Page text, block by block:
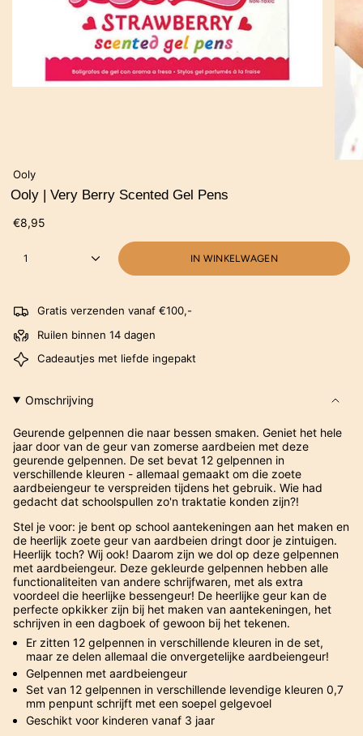
Ooly
Ooly | Very Berry Scented Gel Pens
€8,95
1 IN WINKELWAGEN
Gratis verzenden vanaf €100,-
Ruilen binnen 14 dagen
Cadeautjes met liefde ingepakt
Omschrijving
Geurende gelpennen die naar bessen smaken. Geniet het hele
jaar door van de geur van zomerse aardbeien met deze
geurende gelpennen. De set bevat 12 gelpennen in
verschillende kleuren - allemaal gemaakt om die zoete
aardbeiengeur te verspreiden tijdens het gebruik. Wie had
gedacht dat schoolspullen zo'n traktatie konden zijn?!
Stel je voor: je bent op school aantekeningen aan het maken en
de heerlijk zoete geur van aardbeien dringt door je zintuigen.
Heerlijk toch? Wij ook! Daarom zijn we dol op deze gelpennen
met aardbeiengeur. Deze gekleurde gelpennen hebben alle
functionaliteiten van andere schrijfwaren, met als extra
voordeel die heerlijke bessengeur! De heerlijke geur kan de
perfecte opkikker zijn bij het maken van aantekeningen, het
schrijven in een dagboek of gewoon bij het tekenen.
Er zitten 12 gelpennen in verschillende kleuren in de set,
maar ze delen allemaal die onvergetelijke aardbeiengeur!
Gelpennen met aardbeiengeur
Set van 12 gelpennen in verschillende levendige kleuren 0,7
mm penpunt schrijft met een soepel gelgevoel
Geschikt voor kinderen vanaf 3 jaar